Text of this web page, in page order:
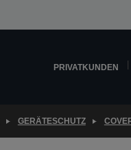
PRIVATKUNDEN
GERÄTESCHUTZ